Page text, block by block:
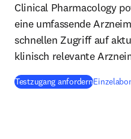
Clinical Pharmacology
eine umfassende
schnellen Zugriff auf
klinisch relevante
Testzugang anfordernopens in